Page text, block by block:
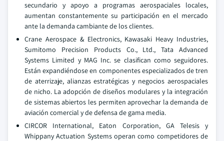
secundario y apoyo a programas aerospaciales locales,
aumentan constantemente su participación en el mercado
ante la demanda cambiante de los clientes.
Crane Aerospace & Electronics, Kawasaki Heavy Industries,
Sumitomo Precision Products Co., Ltd., Tata Advanced
Systems Limited y MAG Inc. se clasifican como seguidores.
Están expandiéndose en componentes especializados de tren
de aterrizaje, alianzas estratégicas y negocios aerospaciales
de nicho. La adopción de diseños modulares y la integración
de sistemas abiertos les permiten aprovechar la demanda de
aviación comercial y de defensa de gama media.
CIRCOR International, Eaton Corporation, GA Telesis y
Whippany Actuation Systems operan como competidores de